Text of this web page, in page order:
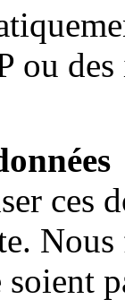
ou
ces
soient